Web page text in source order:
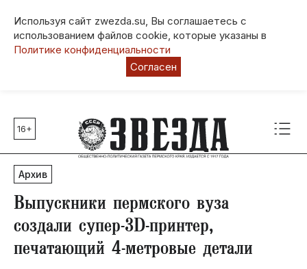
Используя сайт zwezda.su, Вы соглашаетесь с
использованием файлов cookie, которые указаны в
Политике конфиденциальности
Согласен
Главные темы
80 лет Победы
Молодежная столица РФ
СВО
Выборы в Пермском крае
Социальная поддержка
Инфраструктура
16+
Архив
Выпускники пермского вуза
создали супер-3D-принтер,
печатающий 4-метровые детали